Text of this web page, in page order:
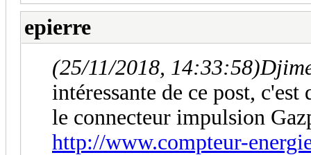
epierre
(25/11/2018, 14:33:58)
intéressante de ce post,
le connecteur impulsion
http://www.compteur-